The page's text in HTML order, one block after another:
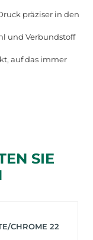
präziser in den
und Verbundstoff
auf das immer
SIE
CHROME 22